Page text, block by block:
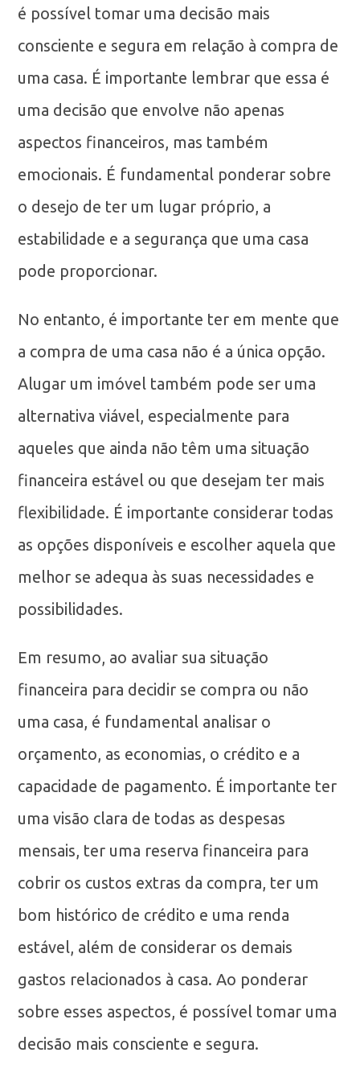
é possível tomar uma decisão mais
consciente e segura em relação à compra de
uma casa. É importante lembrar que essa é
uma decisão que envolve não apenas
aspectos financeiros, mas também
emocionais. É fundamental ponderar sobre
o desejo de ter um lugar próprio, a
estabilidade e a segurança que uma casa
pode proporcionar.
No entanto, é importante ter em mente que
a compra de uma casa não é a única opção.
Alugar um imóvel também pode ser uma
alternativa viável, especialmente para
aqueles que ainda não têm uma situação
financeira estável ou que desejam ter mais
flexibilidade. É importante considerar todas
as opções disponíveis e escolher aquela que
melhor se adequa às suas necessidades e
possibilidades.
Em resumo, ao avaliar sua situação
financeira para decidir se compra ou não
uma casa, é fundamental analisar o
orçamento, as economias, o crédito e a
capacidade de pagamento. É importante ter
uma visão clara de todas as despesas
mensais, ter uma reserva financeira para
cobrir os custos extras da compra, ter um
bom histórico de crédito e uma renda
estável, além de considerar os demais
gastos relacionados à casa. Ao ponderar
sobre esses aspectos, é possível tomar uma
decisão mais consciente e segura.